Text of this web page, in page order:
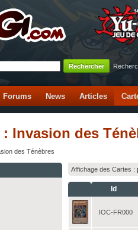
Forums News Articles
Invasion des
des Ténèbres
Affichage des Cartes :
Id
IOC-FR000